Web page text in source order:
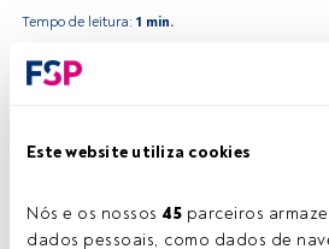
Este website utiliza cookies
Nós e os nossos 45 parceiros
dados pessoais, como dados de
Tempo de leitura: 1 min.
A
20 de Julho, a unidade de
do Millennium Extra Tesouraria III
uma rendibilidade positiva nos
3,96% e 3,52%, respectivamente,